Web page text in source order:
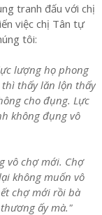
tranh đấu với chị
việc chị Tân tự
tôi:
lượng họ phong
thấy lăn lộn thấy
cho đụng. Lực
không đụng vô
vô chợ mới. Chợ
không muốn vô
chợ mới rồi bà
ấy mà."